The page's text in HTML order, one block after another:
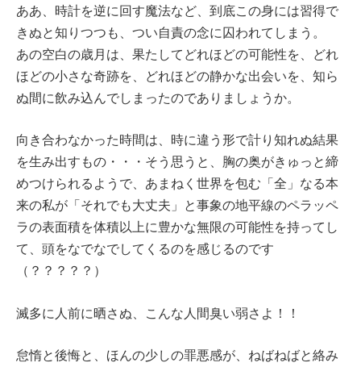
ああ、時計を逆に回す魔法など、到底この身には習得で
きぬと知りつつも、つい自責の念に囚われてしまう。
あの空白の歳月は、果たしてどれほどの可能性を、どれ
ほどの小さな奇跡を、どれほどの静かな出会いを、知ら
ぬ間に飲み込んでしまったのでありましょうか。
向き合わなかった時間は、時に違う形で計り知れぬ結果
を生み出すもの・・・そう思うと、胸の奥がきゅっと締
めつけられるようで、あまねく世界を包む「全」なる本
来の私が「それでも大丈夫」と事象の地平線のペラッペ
ラの表面積を体積以上に豊かな無限の可能性を持ってし
て、頭をなでなでしてくるのを感じるのです
（？？？？？）
滅多に人前に晒さぬ、こんな人間臭い弱さよ！！
怠惰と後悔と、ほんの少しの罪悪感が、ねばねばと絡み